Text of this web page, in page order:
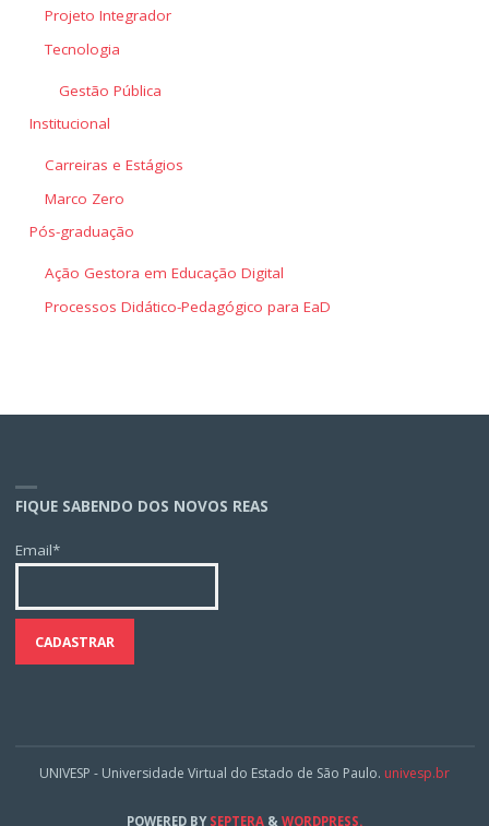
Projeto Integrador
Tecnologia
Gestão Pública
Institucional
Carreiras e Estágios
Marco Zero
Pós-graduação
Ação Gestora em Educação Digital
Processos Didático-Pedagógico para EaD
FIQUE SABENDO DOS NOVOS REAS
Email*
UNIVESP - Universidade Virtual do Estado de São Paulo. univesp.br
POWERED BYSEPTERA & WORDPRESS.